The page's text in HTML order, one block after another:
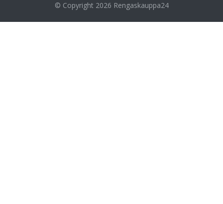
© Copyright 2026 Rengaskauppa24